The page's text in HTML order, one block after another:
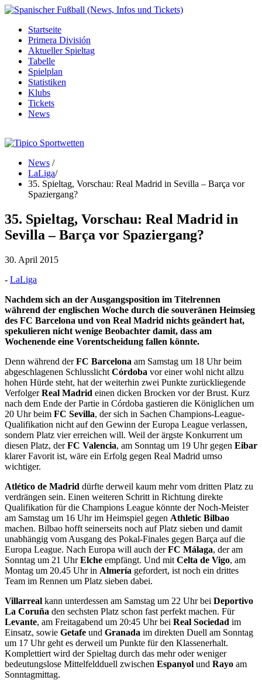
Startseite
Primera División
Aktueller Spieltag
Tabelle
Spielplan
Statistiken
Klubs
Tickets
News
News /
LaLiga/
35. Spieltag, Vorschau: Real Madrid in Sevilla – Barça vor
Spaziergang?
35. Spieltag, Vorschau: Real Madrid in
Sevilla – Barça vor Spaziergang?
30. April 2015
- LaLiga
Nachdem sich an der Ausgangsposition im Titelrennen
während der englischen Woche durch die souveränen Heimsieg
des FC Barcelona und von Real Madrid nichts geändert hat,
spekulieren nicht wenige Beobachter damit, dass am
Wochenende eine Vorentscheidung fallen könnte.
Denn während derFC Barcelona am Samstag um 18 Uhr beim
abgeschlagenen Schlusslicht Córdoba vor einer wohl nicht allzu
hohen Hürde steht, hat der weiterhin zwei Punkte zurückliegende
VerfolgerReal Madrid einen dicken Brocken vor der Brust. Kurz
nach dem Ende der Partie in Córdoba gastieren die Königlichen um
20 Uhr beim FC Sevilla, der sich in Sachen Champions-League-
Qualifikation nicht auf den Gewinn der Europa League verlassen,
sondern Platz vier erreichen will. Weil der ärgste Konkurrent um
diesen Platz, derFC Valencia, am Sonntag um 19 Uhr gegen Eibar
klarer Favorit ist, wäre ein Erfolg gegen Real Madrid umso
wichtiger.
Atlético de Madrid dürfte derweil kaum mehr vom dritten Platz zu
verdrängen sein. Einen weiteren Schritt in Richtung direkte
Qualifikation für die Champions League könnte der Noch-Meister
am Samstag um 16 Uhr im Heimspiel gegen Athletic Bilbao
machen. Bilbao hofft seinerseits noch auf Platz sieben und damit
unabhängig vom Ausgang des Pokal-Finales gegen Barça auf die
Europa League. Nach Europa will auch derFC Málaga, der am
Sonntag um 21 UhrElche empfängt. Und mit Celta de Vigo, am
Montag um 20.45 Uhr in Almería gefordert, ist noch ein drittes
Team im Rennen um Platz sieben dabei.
Villarreal kann unterdessen am Samstag um 22 Uhr bei Deportivo
La Coruña den sechsten Platz schon fast perfekt machen. Für
Levante, am Freitagabend um 20:45 Uhr bei Real Sociedad im
Einsatz, sowie Getafe und Granada im direkten Duell am Sonntag
um 17 Uhr geht es derweil um Punkte für den Klassenerhalt.
Komplettiert wird der Spieltag durch das mehr oder weniger
bedeutungslose Mittelfeldduell zwischen Espanyol und Rayo am
Sonntagmittag.